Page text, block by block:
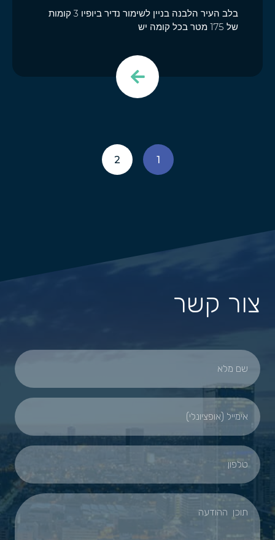
בלב העיר הלבנה בניין לשימור נדיר ביופיו 3 קומות
של 175 מטר בכל קומה יש
1
2
צור קשר